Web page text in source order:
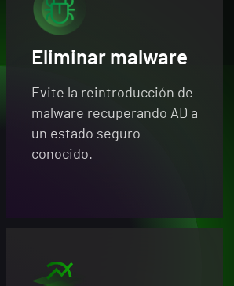
Eliminar malware
Evite la reintroducción de
malware recuperando AD a
un estado seguro
conocido.